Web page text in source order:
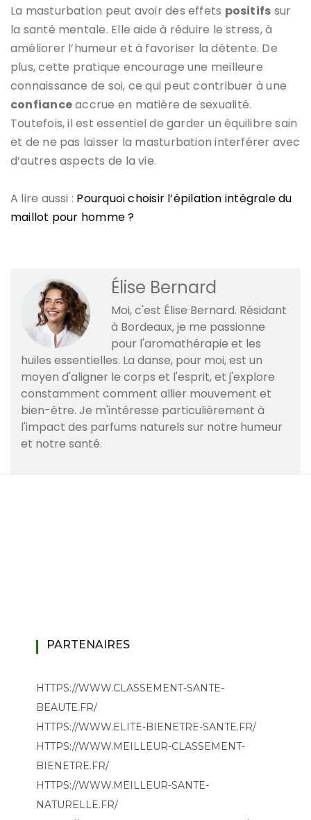
La masturbation peut avoir des effets positifs sur
la santé mentale. Elle aide à réduire le stress, à
améliorer l’humeur et à favoriser la détente. De
plus, cette pratique encourage une meilleure
connaissance de soi, ce qui peut contribuer à une
confianceaccrue en matière de sexualité.
Toutefois, il est essentiel de garder un équilibre sain
et de ne pas laisser la masturbation interférer avec
d’autres aspects de la vie.
A lire aussi : Pourquoi choisir l’épilation intégrale du
maillot pour homme ?
Élise Bernard
Moi, c'est Élise Bernard. Résidant
à Bordeaux, je me passionne
pour l'aromathérapie et les
huiles essentielles. La danse, pour moi, est un
moyen d'aligner le corps et l'esprit, et j'explore
constamment comment allier mouvement et
bien-être. Je m'intéresse particulièrement à
l'impact des parfums naturels sur notre humeur
et notre santé.
PARTENAIRES
HTTPS://WWW.CLASSEMENT-SANTE-
BEAUTE.FR/
HTTPS://WWW.ELITE-BIENETRE-SANTE.FR/
HTTPS://WWW.MEILLEUR-CLASSEMENT-
BIENETRE.FR/
HTTPS://WWW.MEILLEUR-SANTE-
NATURELLE.FR/